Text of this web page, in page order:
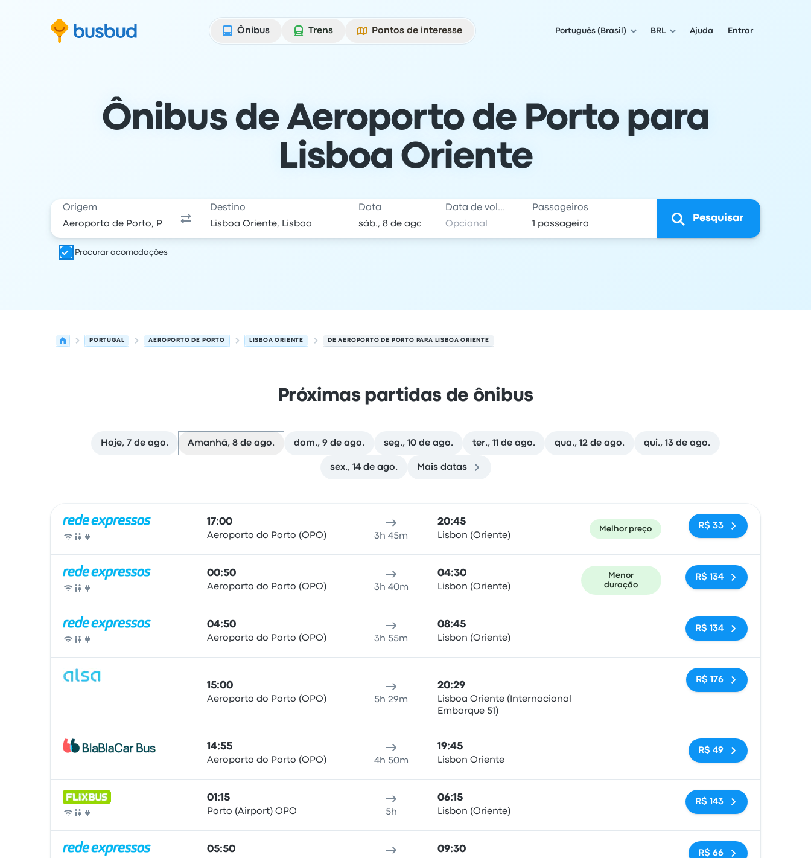
Ônibus
Trens Pontos de interesse Português (Brasil) BRL Ajuda Entrar
Ônibus de Aeroporto de Porto para
Lisboa Oriente
Origem Destino Data Data de volta Passageiros
Pesquisar
Procurar acomodações
PORTUGAL AEROPORTO DE PORTO LISBOA ORIENTE DE AEROPORTO DE PORTO PARA LISBOA ORIENTE
Próximas partidas de ônibus
Hoje, 7 de ago. Amanhã, 8 de ago. dom., 9 de ago. seg., 10 de ago. ter., 11 de ago. qua., 12 de ago. qui., 13 de ago.
sex., 14 de ago. Mais datas
Ônibus
17:00
Aeroporto do Porto (OPO) 3h 45m
20:45
Lisbon (Oriente)
Melhor preço R$ 33
Ônibus
00:50
Aeroporto do Porto (OPO) 3h 40m
04:30
Lisbon (Oriente)
Menor
duração
R$ 134
Ônibus
04:50
Aeroporto do Porto (OPO) 3h 55m
08:45
Lisbon (Oriente)
Sem tags
R$ 134
15:00
Aeroporto do Porto (OPO) 5h 29m
20:29
Lisboa Oriente (Internacional
Embarque 51)
Sem tags
R$ 176
14:55
Aeroporto do Porto (OPO) 4h 50m
19:45
Lisbon Oriente
Sem tags
R$ 49
Ônibus
01:15
Porto (Airport) OPO 5h
06:15
Lisbon (Oriente)
Sem tags
R$ 143
05:50 09:30 Sem tags
R$ 66